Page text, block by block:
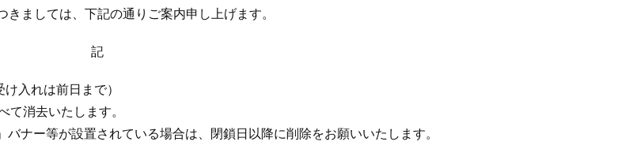
ましては、下記の通りご案内申し上げます。
記
け入れは前日まで）
て消去いたします。
バナー等が設置されている場合は、閉鎖日以降に削除をお願いいたします。